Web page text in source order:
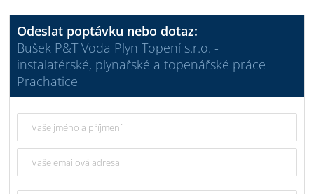
Odeslat poptávku nebo dotaz:
Bušek P&T Voda Plyn Topení s.r.o. -
instalatérské, plynařské a topenářské práce
Prachatice